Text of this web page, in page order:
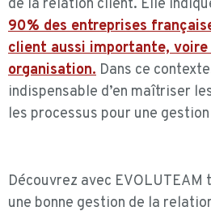
de la relation client. Elle
90% des entreprises
client aussi importante, voire
organisation. Dans ce
indispensable d’en maîtriser
les processus pour une
Découvrez avec EVOLUTEAM
une bonne gestion de la